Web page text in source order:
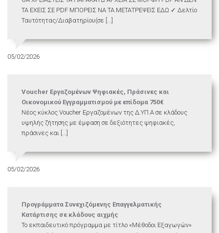
ΤΑ ΕΧΕΙΣ ΣΕ PDF ΜΠΟΡΕΙΣ ΝΑ ΤΑ ΜΕΤΑΤΡΕΨΕΙΣ ΕΔΩ ✓ Δελτίο
Ταυτότητας/Διαβατηρίου(σε [...]
05/02/2026
Voucher Εργαζομένων Ψηφιακές, Πράσινες και
Οικονομικού Εγγραμματισμού με επίδομα 750€
Νέος κύκλος Voucher Εργαζομένων της Δ.ΥΠ.Α σε κλάδους
υψηλής ζήτησης με έμφαση σε δεξιότητες ψηφιακές,
πράσινες και [...]
05/02/2026
Προγράμματα Συνεχιζόμενης Επαγγελματικής
Κατάρτισης σε κλάδους αιχμής
Το εκπαιδευτικό πρόγραμμα με τίτλο «Μέθοδοι Εξαγωγών»